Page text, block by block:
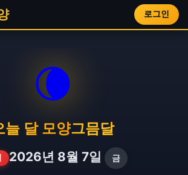
로그인
🌘
늘 달 모양그믐달
2026년 8월 7일 금